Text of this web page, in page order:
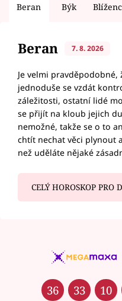
Beran Býk
Beran 7. 8. 2026
Je velmi
jednoduše se vzdát
záležitosti, ostatní lidé
se přijít na kloub jejich
nemožné, takže se o to
chtít nechat věci plynout
než uděláte nějaké
CELÝ HOROSKOP PRO
36 33 10